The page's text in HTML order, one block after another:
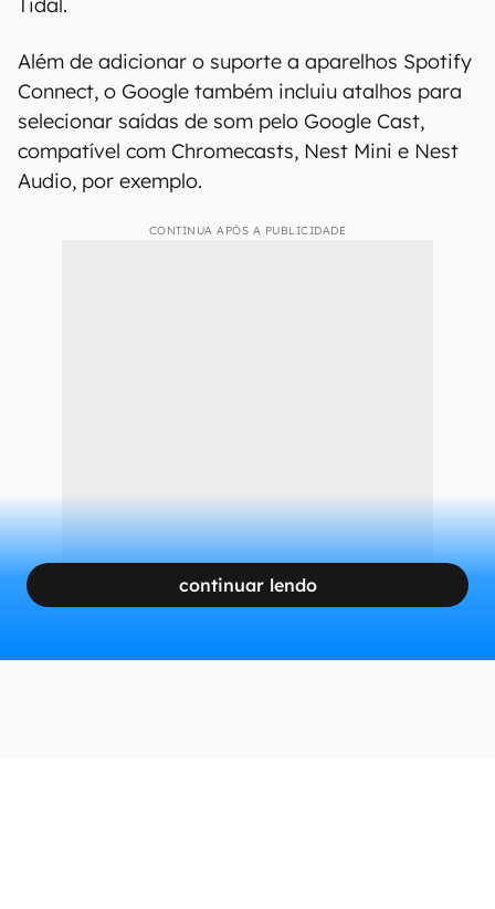
Além de adicionar o suporte a aparelhos Spotify
Connect, o Google também incluiu atalhos para
selecionar saídas de som pelo Google Cast,
compatível com Chromecasts, Nest Mini e Nest
Audio, por exemplo.
CONTINUA APÓS A PUBLICIDADE
continuar lendo